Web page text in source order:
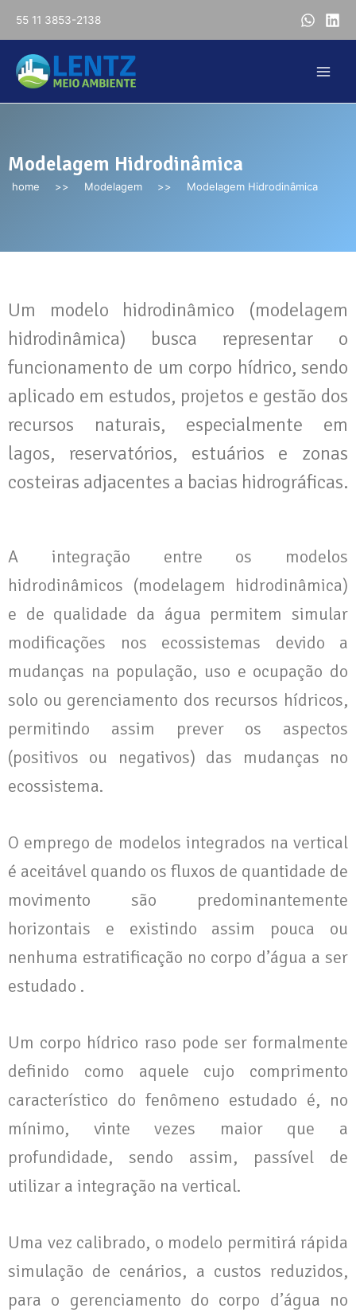
55 11 3853-2138
Modelagem Hidrodinâmica
home >> Modelagem >> Modelagem Hidrodinâmica
Um modelo hidrodinâmico (modelagem
hidrodinâmica) busca representar o
funcionamento de um corpo hídrico, sendo
aplicado em estudos, projetos e gestão dos
recursos naturais, especialmente em
lagos, reservatórios, estuários e zonas
costeiras adjacentes a bacias hidrográficas.
A integração entre os modelos
hidrodinâmicos (modelagem hidrodinâmica)
e de qualidade da água permitem simular
modificações nos ecossistemas devido a
mudanças na população, uso e ocupação do
solo ou gerenciamento dos recursos hídricos,
permitindo assim prever os aspectos
(positivos ou negativos) das mudanças no
ecossistema.
O emprego de modelos integrados na vertical
é aceitável quando os fluxos de quantidade de
movimento são predominantemente
horizontais e existindo assim pouca ou
nenhuma estratificação no corpo d’água a ser
estudado .
Um corpo hídrico raso pode ser formalmente
definido como aquele cujo comprimento
característico do fenômeno estudado é, no
mínimo, vinte vezes maior que a
profundidade, sendo assim, passível de
utilizar a integração na vertical.
Uma vez calibrado, o modelo permitirá rápida
simulação de cenários, a custos reduzidos,
para o gerenciamento do corpo d’água no